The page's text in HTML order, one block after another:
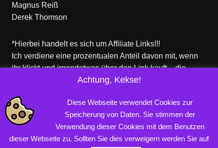
Magnus Reiß
Derek Thomson
*Hierbei handelt es sich um Affiliate Links!!!
Ich verdiene eine prozentualen Anteil davon mit, wenn
ihr klickt und irgendetwas über den Link kauft – die
Produkte dort sind aber nicht von mir!
Copyright © 2026 PROFINERD.DE. Alle Rechte vorbehalten.
Achtung, Kekse!
Diese Webseite verwendet Cookies zur
Speicherung von Daten. Sie stimmen der
Verwendung dieser Cookies mit dem Benutzen
dieser Webseite zu. Sollten Sie dies verweigern werden Sie auf